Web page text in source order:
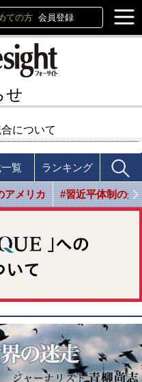
ての方 会員登録
せ
について
覧 ランキング
アメリカ #習近平体制の光